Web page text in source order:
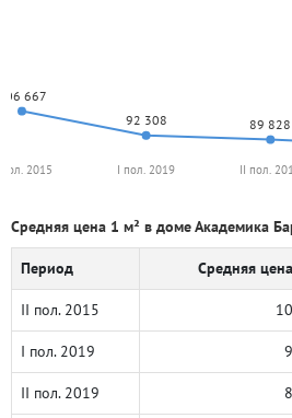
667
92 308
89 828
2015 I пол. 2019 II пол.
Средняя цена 1 м² в доме Академика
Период Средняя
II пол. 2015
I пол. 2019
II пол. 2019